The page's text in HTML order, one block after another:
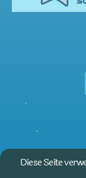
Diese Seite